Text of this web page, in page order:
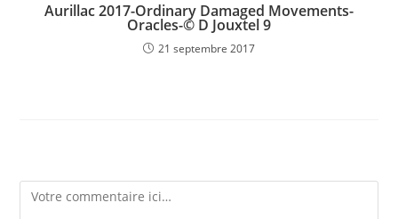
Aurillac 2017-Ordinary Damaged Movements-
Oracles-© D Jouxtel 9
21 septembre 2017
Comment